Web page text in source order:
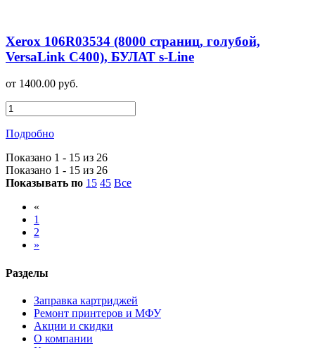
Xerox 106R03534 (8000 страниц, голубой,
VersaLink C400), БУЛАТ s-Line
от 1400.00 руб.
Подробно
Показано 1 - 15 из 26
Показано 1 - 15 из 26
Показывать по 15 45 Все
«
1
2
»
Разделы
Заправка картриджей
Ремонт принтеров и МФУ
Акции и скидки
О компании